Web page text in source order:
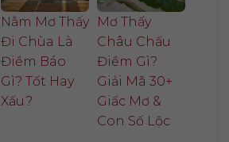
Nằm Mơ Thấy
Đi Chùa Là
Điềm Báo
Gì? Tốt Hay
Xấu?
Mơ Thấy
Châu Chấu
Điềm Gì?
Giải Mã 30+
Giấc Mơ &
Con Số Lộc